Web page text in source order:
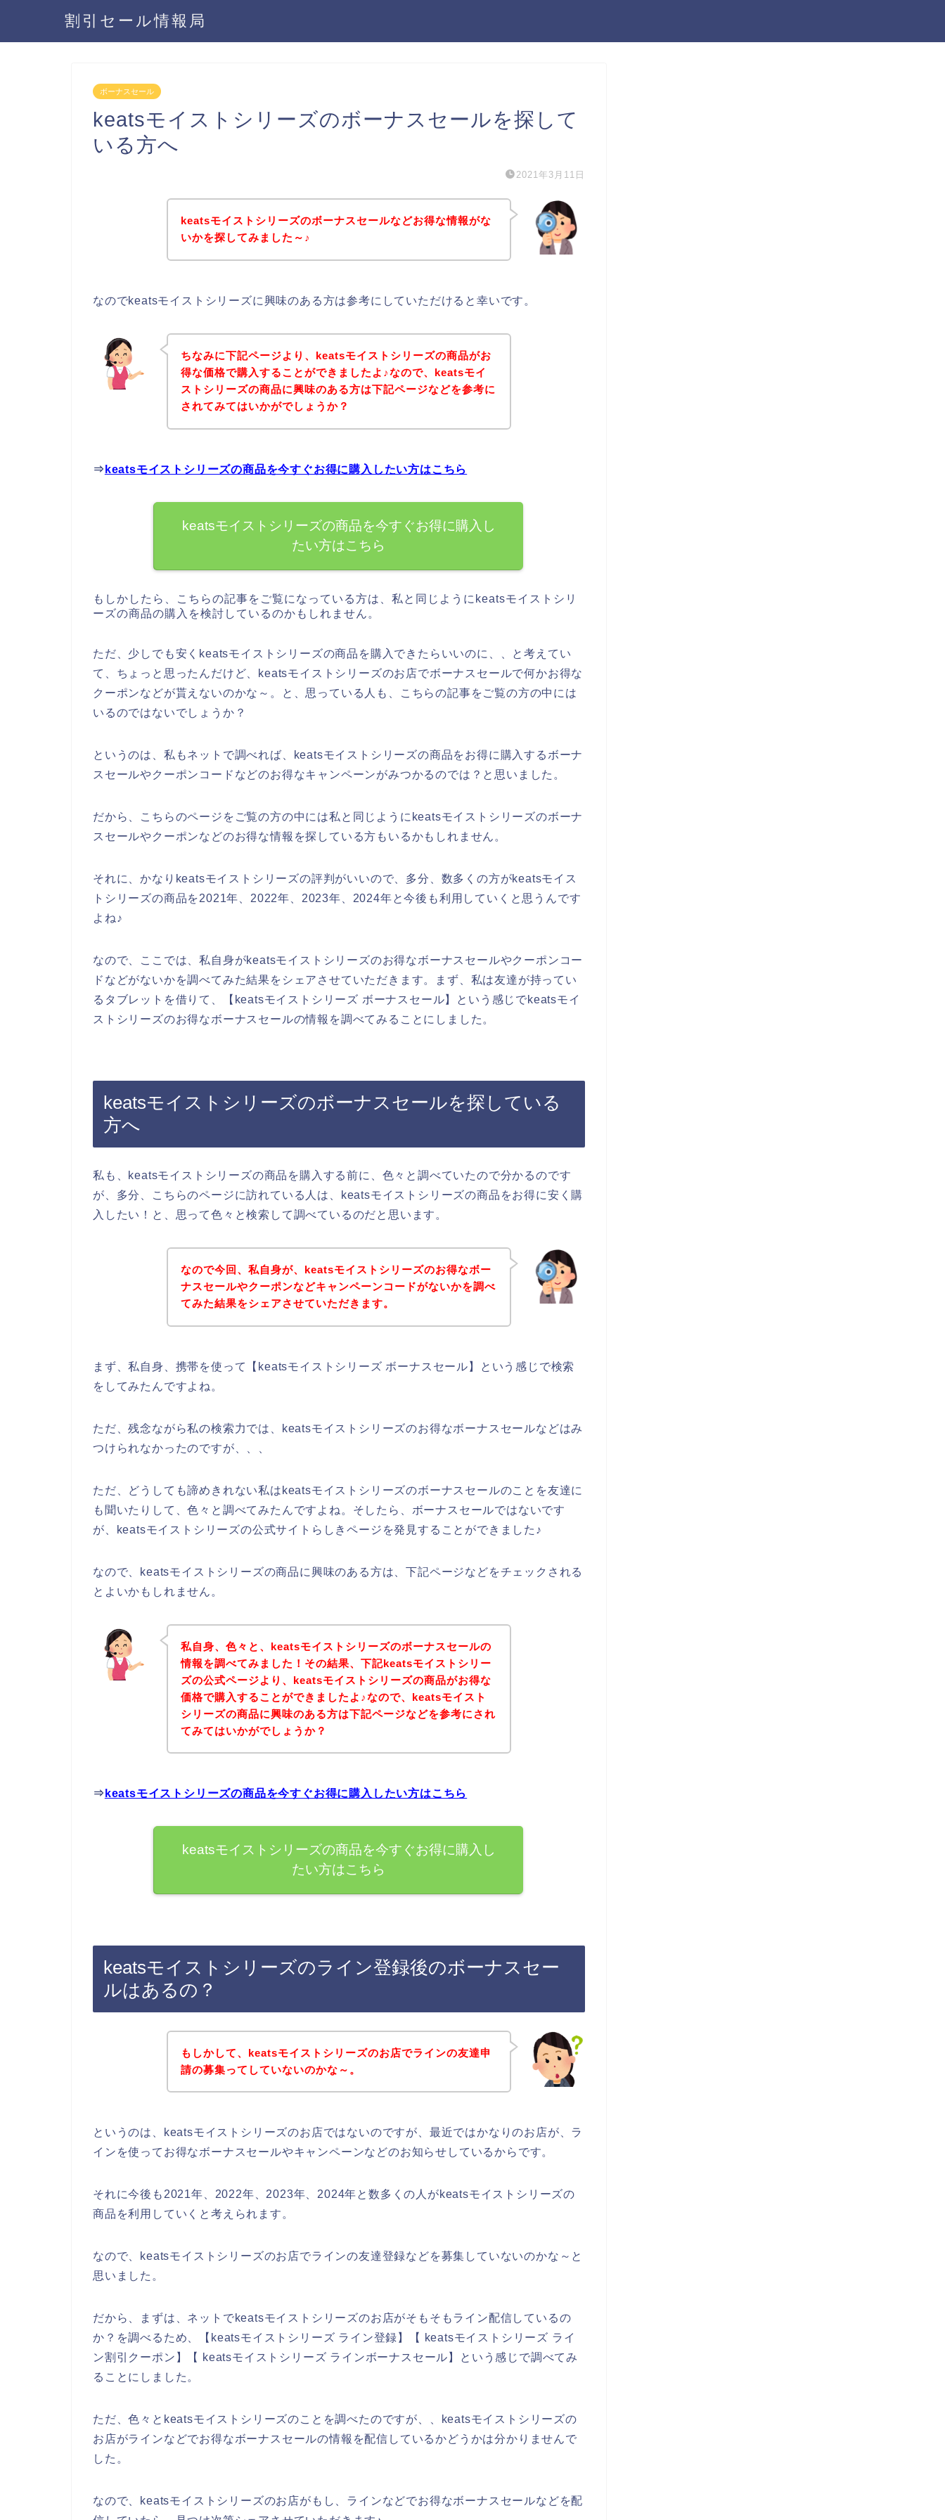
割引セール情報局
ボーナスセール
keatsモイストシリーズのボーナスセールを探して
いる方へ
2021年3月11日
keatsモイストシリーズのボーナスセールなどお得な情報がな
いかを探してみました～♪
なのでkeatsモイストシリーズに興味のある方は参考にしていただけると幸いです。
ちなみに下記ページより、keatsモイストシリーズの商品がお
得な価格で購入することができましたよ♪なので、keatsモイ
ストシリーズの商品に興味のある方は下記ページなどを参考に
されてみてはいかがでしょうか？
⇒ keatsモイストシリーズの商品を今すぐお得に購入したい方はこちら
keatsモイストシリーズの商品を今すぐお得に購入し
たい方はこちら
もしかしたら、こちらの記事をご覧になっている方は、私と同じようにkeatsモイストシリ
ーズの商品の購入を検討しているのかもしれません。
ただ、少しでも安くkeatsモイストシリーズの商品を購入できたらいいのに、、と考えてい
て、ちょっと思ったんだけど、keatsモイストシリーズのお店でボーナスセールで何かお得な
クーポンなどが貰えないのかな～。と、思っている人も、こちらの記事をご覧の方の中には
いるのではないでしょうか？
というのは、私もネットで調べれば、keatsモイストシリーズの商品をお得に購入するボーナ
スセールやクーポンコードなどのお得なキャンペーンがみつかるのでは？と思いました。
だから、こちらのページをご覧の方の中には私と同じようにkeatsモイストシリーズのボーナ
スセールやクーポンなどのお得な情報を探している方もいるかもしれません。
それに、かなりkeatsモイストシリーズの評判がいいので、多分、数多くの方がkeatsモイス
トシリーズの商品を2021年、2022年、2023年、2024年と今後も利用していくと思うんです
よね♪
なので、ここでは、私自身がkeatsモイストシリーズのお得なボーナスセールやクーポンコー
ドなどがないかを調べてみた結果をシェアさせていただきます。まず、私は友達が持ってい
るタブレットを借りて、【keatsモイストシリーズ ボーナスセール】という感じでkeatsモイ
ストシリーズのお得なボーナスセールの情報を調べてみることにしました。
keatsモイストシリーズのボーナスセールを探している
方へ
私も、keatsモイストシリーズの商品を購入する前に、色々と調べていたので分かるのです
が、多分、こちらのページに訪れている人は、keatsモイストシリーズの商品をお得に安く購
入したい！と、思って色々と検索して調べているのだと思います。
なので今回、私自身が、keatsモイストシリーズのお得なボー
ナスセールやクーポンなどキャンペーンコードがないかを調べ
てみた結果をシェアさせていただきます。
まず、私自身、携帯を使って【keatsモイストシリーズ ボーナスセール】という感じで検索
をしてみたんですよね。
ただ、残念ながら私の検索力では、keatsモイストシリーズのお得なボーナスセールなどはみ
つけられなかったのですが、、、
ただ、どうしても諦めきれない私はkeatsモイストシリーズのボーナスセールのことを友達に
も聞いたりして、色々と調べてみたんですよね。そしたら、ボーナスセールではないです
が、keatsモイストシリーズの公式サイトらしきページを発見することができました♪
なので、keatsモイストシリーズの商品に興味のある方は、下記ページなどをチェックされる
とよいかもしれません。
私自身、色々と、keatsモイストシリーズのボーナスセールの
情報を調べてみました！その結果、下記keatsモイストシリー
ズの公式ページより、keatsモイストシリーズの商品がお得な
価格で購入することができましたよ♪なので、keatsモイスト
シリーズの商品に興味のある方は下記ページなどを参考にされ
てみてはいかがでしょうか？
⇒ keatsモイストシリーズの商品を今すぐお得に購入したい方はこちら
keatsモイストシリーズの商品を今すぐお得に購入し
たい方はこちら
keatsモイストシリーズのライン登録後のボーナスセー
ルはあるの？
もしかして、keatsモイストシリーズのお店でラインの友達申
請の募集ってしていないのかな～。
というのは、keatsモイストシリーズのお店ではないのですが、最近ではかなりのお店が、ラ
インを使ってお得なボーナスセールやキャンペーンなどのお知らせしているからです。
それに今後も2021年、2022年、2023年、2024年と数多くの人がkeatsモイストシリーズの
商品を利用していくと考えられます。
なので、keatsモイストシリーズのお店でラインの友達登録などを募集していないのかな～と
思いました。
だから、まずは、ネットでkeatsモイストシリーズのお店がそもそもライン配信しているの
か？を調べるため、【keatsモイストシリーズ ライン登録】【 keatsモイストシリーズ ライ
ン割引クーポン】【 keatsモイストシリーズ ラインボーナスセール】という感じで調べてみ
ることにしました。
ただ、色々とkeatsモイストシリーズのことを調べたのですが、、keatsモイストシリーズの
お店がラインなどでお得なボーナスセールの情報を配信しているかどうかは分かりませんで
した。
なので、keatsモイストシリーズのお店がもし、ラインなどでお得なボーナスセールなどを配